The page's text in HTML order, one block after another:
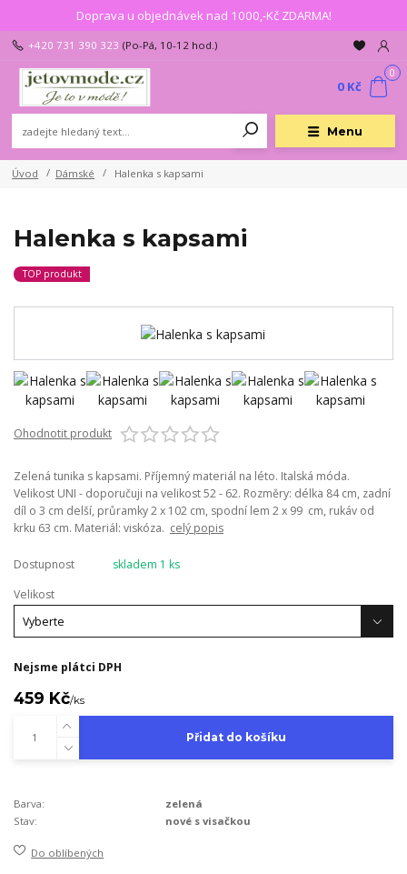
Doprava u objednávek nad 1000,-Kč ZDARMA!
Menu
+420 731 390 323 (Po-Pá, 10-12 hod.)
0
0 Kč
Úvod Dámské Halenka s kapsami
Halenka s kapsami
TOP produkt
Ohodnotit produkt
Zelená tunika s kapsami. Příjemný materiál na léto. Italská móda.
Velikost UNI - doporučuji na velikost 52 - 62. Rozměry: délka 84 cm, zadní
díl o 3 cm delší, průramky 2 x 102 cm, spodní lem 2 x 99 cm, rukáv od
krku 63 cm. Materiál: viskóza. celý popis
Dostupnost
skladem 1 ks
Velikost
Nejsme plátci DPH
459 Kč/ks
Přidat do košíku
Barva:
zelená
Stav:
nové s visačkou
Do oblíbených